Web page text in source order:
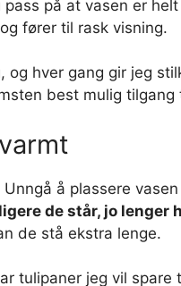
pass på at vasen er
fører til rask visning.
og hver gang gir jeg
best mulig tilgang
å plassere
de står, jo lenger
de stå ekstra lenge.
tulipaner jeg vil spare